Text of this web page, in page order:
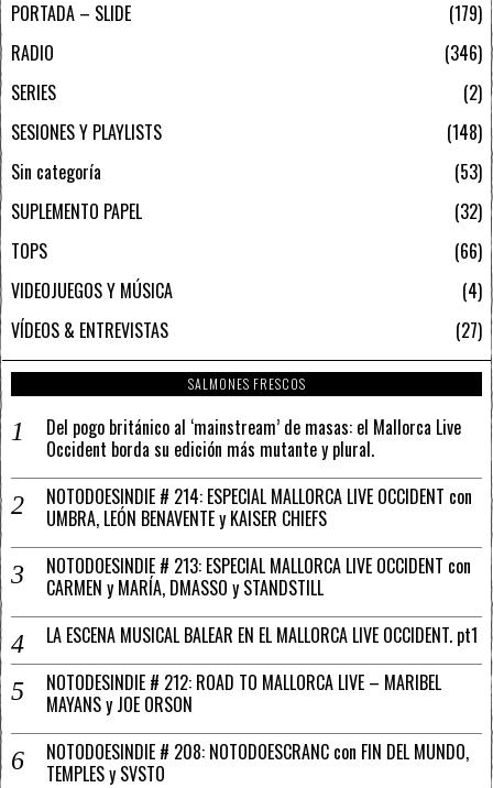
PORTADA – SLIDE
179
RADIO
346
SERIES
2
SESIONES Y PLAYLISTS
148
Sin categoría
53
SUPLEMENTO PAPEL
32
TOPS
66
VIDEOJUEGOS Y MÚSICA
4
VÍDEOS & ENTREVISTAS
27
SALMONES FRESCOS
Del pogo británico al ‘mainstream’ de masas: el Mallorca Live
Occident borda su edición más mutante y plural.
NOTODOESINDIE # 214: ESPECIAL MALLORCA LIVE OCCIDENT con
UMBRA, LEÓN BENAVENTE y KAISER CHIEFS
NOTODOESINDIE # 213: ESPECIAL MALLORCA LIVE OCCIDENT con
CARMEN y MARÍA, DMASSO y STANDSTILL
LA ESCENA MUSICAL BALEAR EN EL MALLORCA LIVE OCCIDENT. pt1
NOTODESINDIE # 212: ROAD TO MALLORCA LIVE – MARIBEL
MAYANS y JOE ORSON
NOTODOESINDIE # 208: NOTODOESCRANC con FIN DEL MUNDO,
TEMPLES y SVSTO